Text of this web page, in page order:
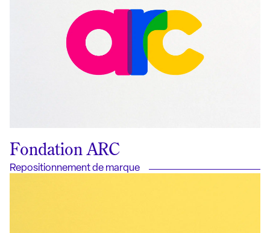
Fondation ARC
Repositionnement de marque